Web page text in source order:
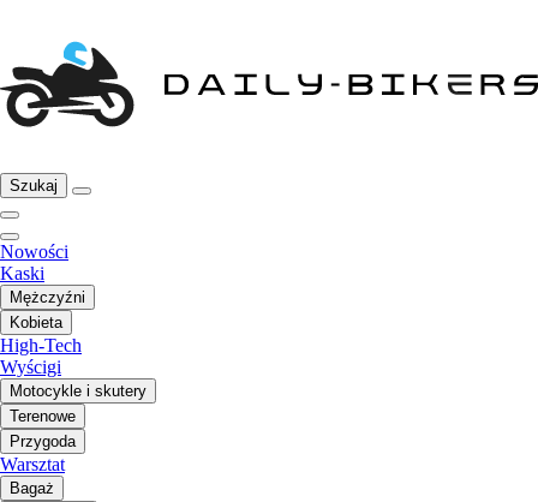
Szukaj
Nowości
Kaski
Mężczyźni
Kobieta
High-Tech
Wyścigi
Motocykle i skutery
Terenowe
Przygoda
Warsztat
Bagaż